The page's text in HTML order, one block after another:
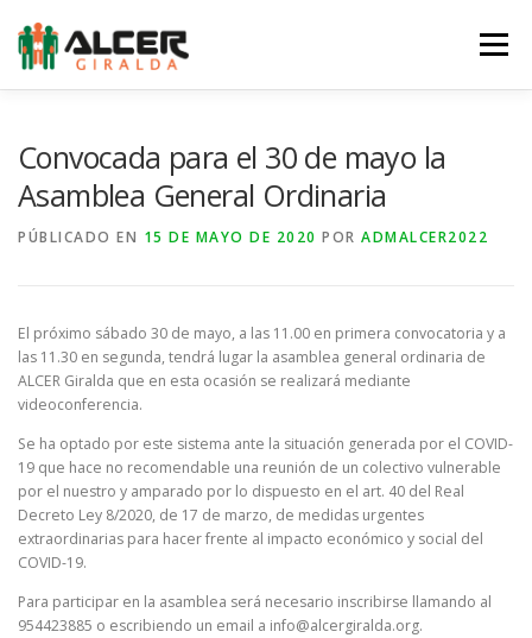
contenido
Menú
Convocada para el 30 de mayo la
Asamblea General Ordinaria
PÚBLICADO EN 15 DE MAYO DE 2020 POR ADMALCER2022
El próximo sábado 30 de mayo, a las 11.00 en primera convocatoria y a
las 11.30 en segunda, tendrá lugar la asamblea general ordinaria de
ALCER Giralda que en esta ocasión se realizará mediante
videoconferencia.
Se ha optado por este sistema ante la situación generada por el COVID-
19 que hace no recomendable una reunión de un colectivo vulnerable
por el nuestro y amparado por lo dispuesto en el art. 40 del Real
Decreto Ley 8/2020, de 17 de marzo, de medidas urgentes
extraordinarias para hacer frente al impacto económico y social del
COVID-19.
Para participar en la asamblea será necesario inscribirse llamando al
954423885 o escribiendo un email a info@alcergiralda.org.